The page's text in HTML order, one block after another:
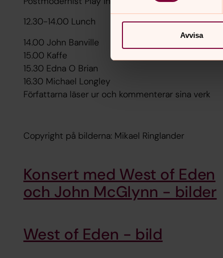
Avvisa
12.30-14.00 Lunch
14.00 John Banville
15.00 Kaffe
15.30 Edna O Brian
16.30 Michael Longley
Författarna läser ur och kommenterar sina verk
Copyright på bilderna: Mikael Ringlander
Konsert med West of Eden
och John McGlynn - bilder
West of Eden - bild